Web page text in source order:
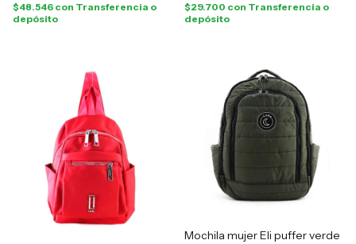
$48.546 con Transferencia o
depósito
$29.700 con Transferencia o
depósito
Mochila mujer Eli puffer verde